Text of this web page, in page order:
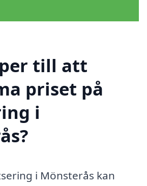
till att
priset på
i
i Mönsterås kan